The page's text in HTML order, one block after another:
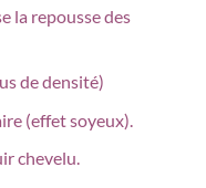
la repousse des
de densité)
(effet soyeux).
chevelu.